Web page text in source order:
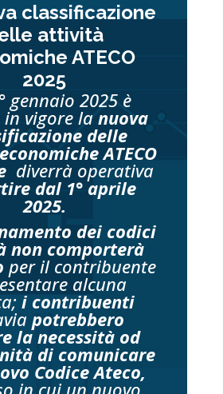
classificazione
attività
ATECO
2025
gennaio 2025 è
in vigore lanuova
delle
ATECO
diverrà operativa
dal 1° aprile
2025.
dei codici
non comporterà
per il contribuente
alcuna
i contribuenti
potrebbero
la necessità od
di comunicare
Codice Ateco,
in cui un nuovo